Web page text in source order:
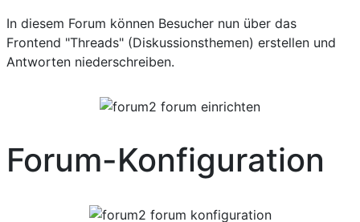
In diesem Forum können Besucher nun über das
Frontend "Threads" (Diskussionsthemen) erstellen und
Antworten niederschreiben.
Forum-Konfiguration